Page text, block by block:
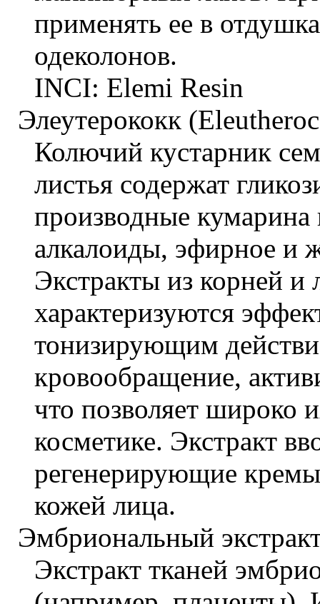
применять ее в
одеколонов.
INCI: Elemi Resin
Элеутерококк
Колючий кустарник
листья содержат
производные
алкалоиды, эфирное и
Экстракты из корней и
характеризуются
тонизирующим
кровообращение,
что позволяет широко
косметике. Экстракт
регенерирующие
кожей лица.
Эмбриональный
Экстракт тканей